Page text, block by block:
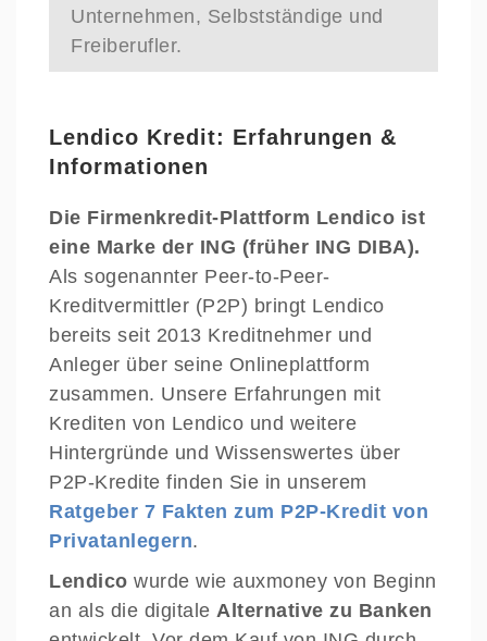
Unternehmen, Selbstständige und
Freiberufler.
Lendico Kredit: Erfahrungen &
Informationen
Die Firmenkredit-Plattform Lendico ist
eine Marke der ING (früher ING DIBA).
Als sogenannter Peer-to-Peer-
Kreditvermittler (P2P) bringt Lendico
bereits seit 2013 Kreditnehmer und
Anleger über seine Onlineplattform
zusammen. Unsere Erfahrungen mit
Krediten von Lendico und weitere
Hintergründe und Wissenswertes über
P2P-Kredite finden Sie in unserem
Ratgeber 7 Fakten zum P2P-Kredit von
Privatanlegern.
Lendico wurde wie auxmoney von Beginn
an als die digitale Alternative zu Banken